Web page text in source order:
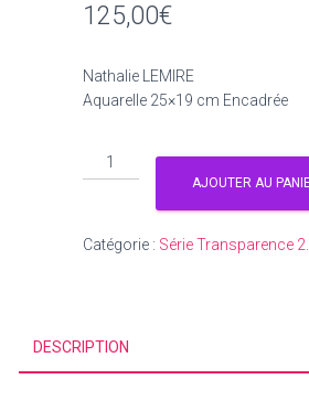
125,00€
Nathalie LEMIRE
Aquarelle 25×19 cm Encadrée
AJOUTER AU
Catégorie : Série Transparence
DESCRIPTION